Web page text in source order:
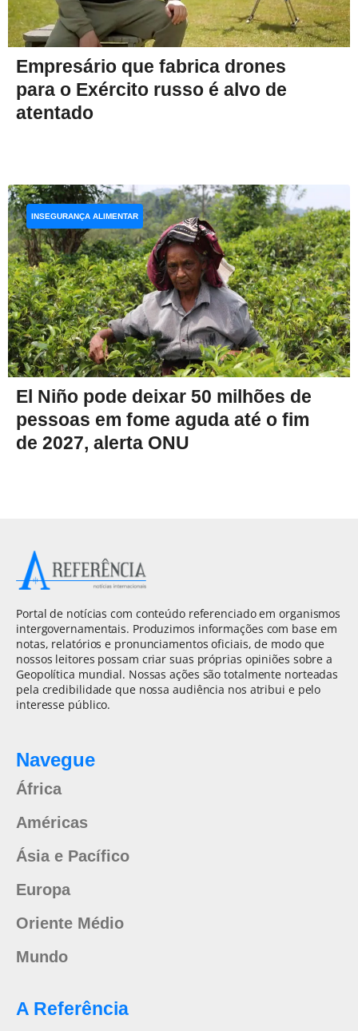
Empresário que fabrica drones
para o Exército russo é alvo de
atentado
El Niño pode deixar 50 milhões de
pessoas em fome aguda até o fim
de 2027, alerta ONU
INSEGURANÇA ALIMENTAR
Portal de notícias com conteúdo referenciado em organismos
intergovernamentais. Produzimos informações com base em
notas, relatórios e pronunciamentos oficiais, de modo que
nossos leitores possam criar suas próprias opiniões sobre a
Geopolítica mundial. Nossas ações são totalmente norteadas
pela credibilidade que nossa audiência nos atribui e pelo
interesse público.
Navegue
África
Américas
Ásia e Pacífico
Europa
Oriente Médio
Mundo
A Referência